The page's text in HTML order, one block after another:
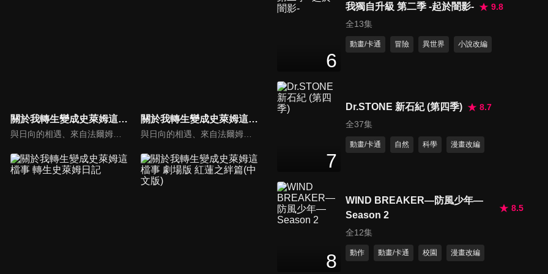
關於我轉生變成史萊姆這檔事 第三季
與日向的相遇、來自法爾姆斯王國的襲擊，以及進化成為魔王―――維爾德拉和伊弗利特在胃袋之中見證了這一連串的事件。從利姆路和維爾德拉相遇到現已經過了兩年的時間―――隨著時間的流逝，如今「最初的約定」實現的日子終於要到來了。一如往常的兩人依然帶著自我的步調，時而害怕著「某個東西」，時而回顧坦派斯特至今一路上的過往。
關於我轉生變成史萊姆這檔事 第三季(國)
與日向的相遇、來自法爾姆斯王國的襲擊，以及進化成為魔王―――維爾德拉和伊弗利特在胃袋之中見證了這一連串的事件。從利姆路和維爾德拉相遇到現已經過了兩年的時間―――隨著時間的流逝，如今「最初的約定」實現的日子終於要到來了。一如往常的兩人依然帶著自我的步調，時而害怕著「某個東西」，時而回顧坦派斯特至今一路上的過往。
第88集 黎明勇者格蘭
6
我獨自升級 第二季 -起於闇影-
9.8
全13集
動畫/卡通 冒險 異世界 小說改編
7
Dr.STONE 新石紀 (第四季)
8.7
全37集
動畫/卡通 自然 科學 漫畫改編
8
WIND BREAKER—防風少年—
Season 2
8.5
全12集
動作 動畫/卡通 校園 漫畫改編